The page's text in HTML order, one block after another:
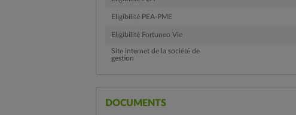
Eligibilité PEA-PME
Eligibilité Fortuneo Vie
Site internet de la société de
gestion
DOCUMENTS